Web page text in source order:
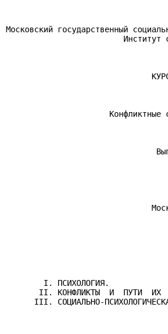
Московский государственный
Институт
Конфликтные
        I. ПСИХОЛОГИЯ.
II. КОНФЛИКТЫ  И  ПУТИ  ИХ
III. СОЦИАЛЬНО-